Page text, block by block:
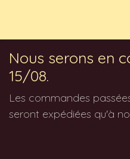
Nous serons en
15/08.
Les commandes
seront expédiées qu'à